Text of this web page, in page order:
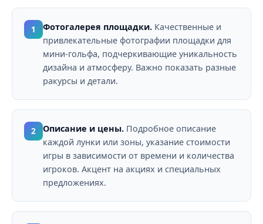
1 Фотогалерея площадки. Качественные и
привлекательные фотографии площадки для
мини-гольфа, подчеркивающие уникальность
дизайна и атмосферу. Важно показать разные
ракурсы и детали.
2 Описание и цены. Подробное описание
каждой лунки или зоны, указание стоимости
игры в зависимости от времени и количества
игроков. Акцент на акциях и специальных
предложениях.